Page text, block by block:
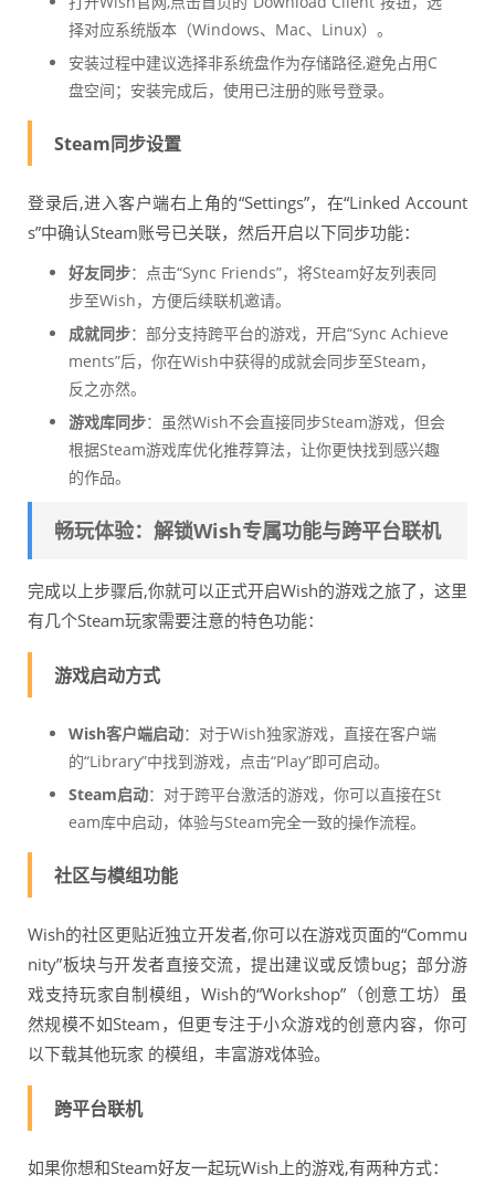
择对应系统版本（Windows、Mac、Linux）。
安装过程中建议选择非系统盘作为存储路径,避免占用C
盘空间；安装完成后，使用已注册的账号登录。
Steam同步设置
登录后,进入客户端右上角的“Settings”，在“Linked Account
s”中确认Steam账号已关联，然后开启以下同步功能：
好友同步：点击“Sync Friends”，将Steam好友列表同
步至Wish，方便后续联机邀请。
成就同步：部分支持跨平台的游戏，开启“Sync Achieve
ments”后，你在Wish中获得的成就会同步至Steam，
反之亦然。
游戏库同步：虽然Wish不会直接同步Steam游戏，但会
根据Steam游戏库优化推荐算法，让你更快找到感兴趣
的作品。
畅玩体验：解锁Wish专属功能与跨平台联机
完成以上步骤后,你就可以正式开启Wish的游戏之旅了，这里
有几个Steam玩家需要注意的特色功能：
游戏启动方式
Wish客户端启动：对于Wish独家游戏，直接在客户端
的“Library”中找到游戏，点击“Play”即可启动。
Steam启动：对于跨平台激活的游戏，你可以直接在St
eam库中启动，体验与Steam完全一致的操作流程。
社区与模组功能
Wish的社区更贴近独立开发者,你可以在游戏页面的“Commu
nity”板块与开发者直接交流，提出建议或反馈bug；部分游
戏支持玩家自制模组，Wish的“Workshop”（创意工坊）虽
然规模不如Steam，但更专注于小众游戏的创意内容，你可
以下载其他玩家 的模组，丰富游戏体验。
跨平台联机
如果你想和Steam好友一起玩Wish上的游戏,有两种方式：